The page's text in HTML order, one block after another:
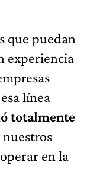
que puedan
experiencia
línea
totalmente
en la